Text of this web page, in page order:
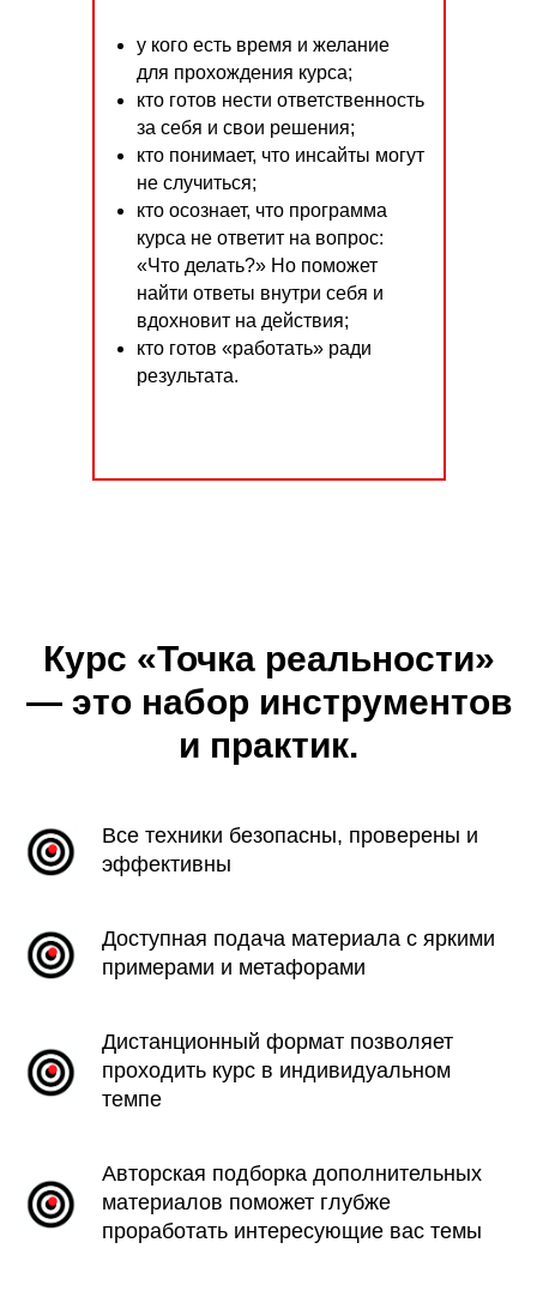
у кого есть время и желание
для прохождения курса;
кто готов нести ответственность
за себя и свои решения;
кто понимает, что инсайты могут
не случиться;
кто осознает, что программа
курса не ответит на вопрос:
«Что делать?» Но поможет
найти ответы внутри себя и
вдохновит на действия;
кто готов «работать» ради
результата.
Курс «Точка реальности»
— это набор инструментов
и практик.
Все техники безопасны, проверены и
эффективны
Доступная подача материала с яркими
примерами и метафорами
Дистанционный формат позволяет
проходить курс в индивидуальном
темпе
Авторская подборка дополнительных
материалов поможет глубже
проработать интересующие вас темы